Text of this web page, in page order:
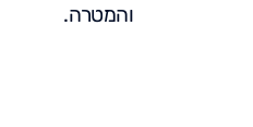
והמטרה.